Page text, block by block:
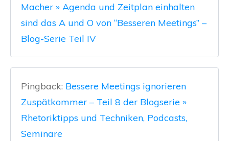
Macher » Agenda und Zeitplan einhalten
sind das A und O von “Besseren Meetings” –
Blog-Serie Teil IV
Pingback: Bessere Meetings ignorieren
Zuspätkommer – Teil 8 der Blogserie »
Rhetoriktipps und Techniken, Podcasts,
Seminare